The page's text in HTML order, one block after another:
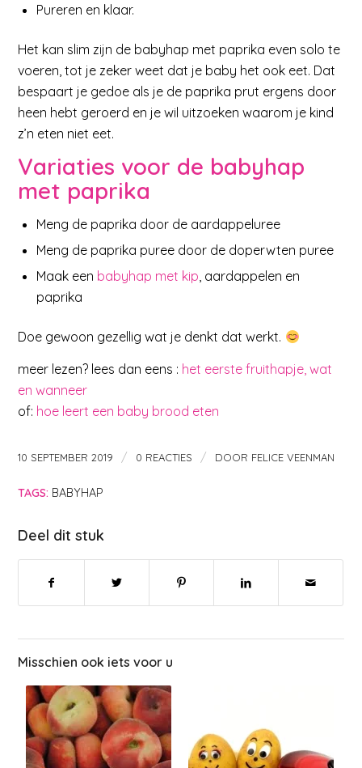
Pureren en klaar.
Het kan slim zijn de babyhap met paprika even solo te
voeren, tot je zeker weet dat je baby het ook eet. Dat
bespaart je gedoe als je de paprika prut ergens door
heen hebt geroerd en je wil uitzoeken waarom je kind
z’n eten niet eet.
Variaties voor de babyhap
met paprika
Meng de paprika door de aardappeluree
Meng de paprika puree door de doperwten puree
Maak een babyhap met kip, aardappelen en
paprika
Doe gewoon gezellig wat je denkt dat werkt.
meer lezen? lees dan eens : het eerste fruithapje, wat
en wanneer
of: hoe leert een baby brood eten
10 SEPTEMBER 2019 / 0 REACTIES / DOOR FELICE VEENMAN
TAGS: BABYHAP
Deel dit stuk
Misschien ook iets voor u